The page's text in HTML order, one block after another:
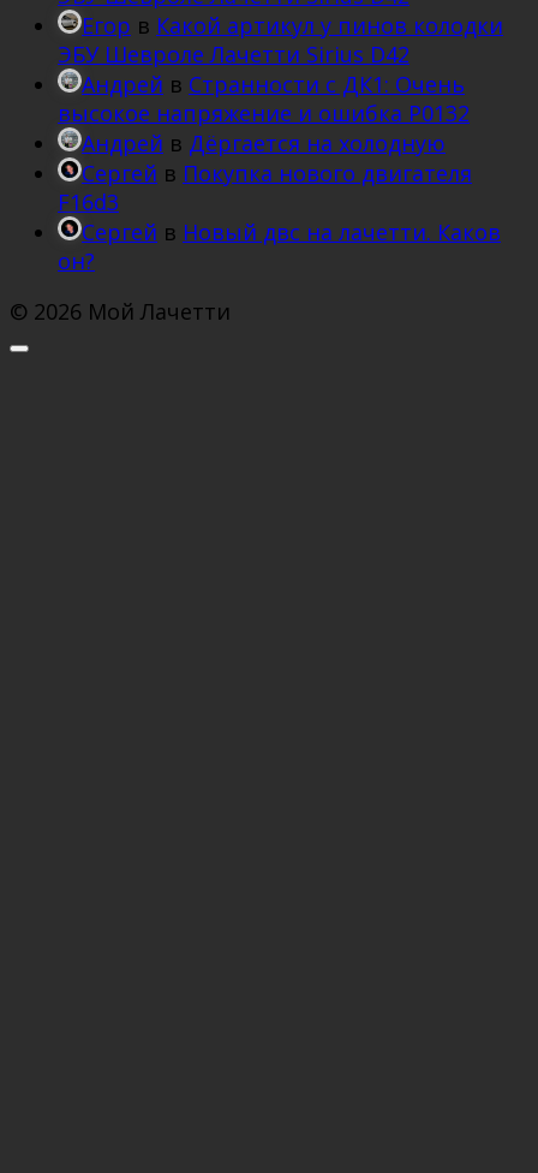
Егор в Какой артикул у пинов колодки
ЭБУ Шевроле Лачетти Sirius D42
Андрей в Странности с ДК1: Очень
высокое напряжение и ошибка Р0132
Андрей в Дёргается на холодную
Сергей в Покупка нового двигателя
F16d3
Сергей в Новый двс на лачетти. Каков
он?
© 2026 Мой Лачетти